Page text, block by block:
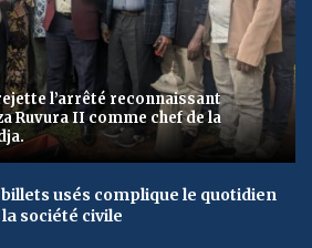
l’arrêté reconnaissant
Ruvura II comme chef de la
usés complique le quotidien
société civile